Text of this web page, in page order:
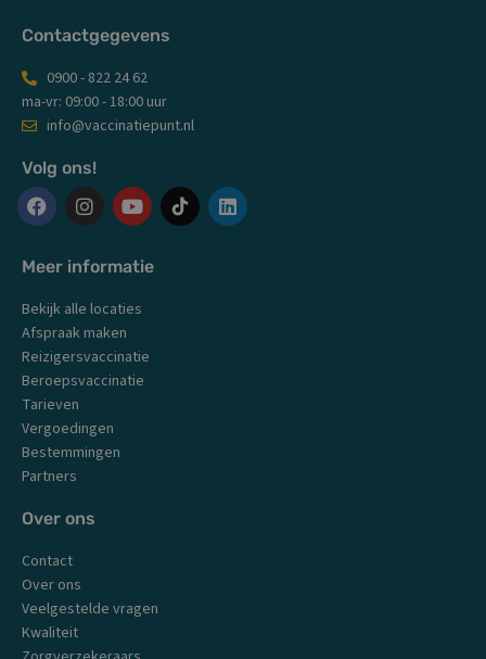
Contactgegevens
0900 - 822 24 62
ma-vr: 09:00 - 18:00 uur
info@vaccinatiepunt.nl
Volg ons!
F
c
e
b
o
o
k
I
s
t
a
g
r
a
m
Y
u
t
b
L
Meer informatie
Bekijk alle locaties
Afspraak maken
Reizigersvaccinatie
Beroepsvaccinatie
Tarieven
Vergoedingen
Bestemmingen
Partners
Over ons
Contact
Over ons
Veelgestelde vragen
Kwaliteit